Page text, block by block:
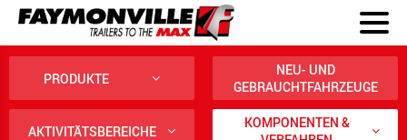
PRODUKTE
NEU- UND
GEBRAUCHTFAHRZEUGE
AKTIVITÄTSBEREICHE
KOMPONENTEN &